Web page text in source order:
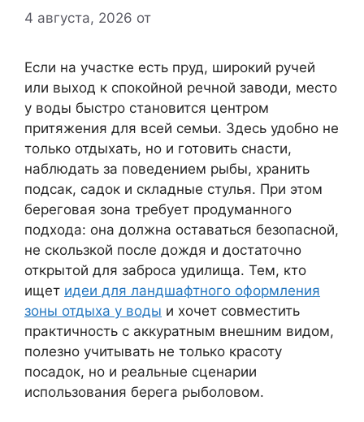
4 августа, 2026 от
Если на участке есть пруд, широкий ручей
или выход к спокойной речной заводи, место
у воды быстро становится центром
притяжения для всей семьи. Здесь удобно не
только отдыхать, но и готовить снасти,
наблюдать за поведением рыбы, хранить
подсак, садок и складные стулья. При этом
береговая зона требует продуманного
подхода: она должна оставаться безопасной,
не скользкой после дождя и достаточно
открытой для заброса удилища. Тем, кто
ищет идеи для ландшафтного оформления
зоны отдыха у воды и хочет совместить
практичность с аккуратным внешним видом,
полезно учитывать не только красоту
посадок, но и реальные сценарии
использования берега рыболовом.